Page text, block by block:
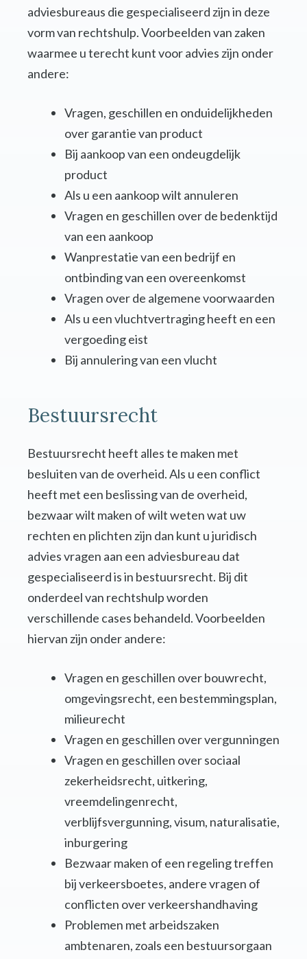
adviesbureaus die gespecialiseerd zijn in deze
vorm van rechtshulp. Voorbeelden van zaken
waarmee u terecht kunt voor advies zijn onder
andere:
Vragen, geschillen en onduidelijkheden
over garantie van product
Bij aankoop van een ondeugdelijk
product
Als u een aankoop wilt annuleren
Vragen en geschillen over de bedenktijd
van een aankoop
Wanprestatie van een bedrijf en
ontbinding van een overeenkomst
Vragen over de algemene voorwaarden
Als u een vluchtvertraging heeft en een
vergoeding eist
Bij annulering van een vlucht
Bestuursrecht
Bestuursrecht heeft alles te maken met
besluiten van de overheid. Als u een conflict
heeft met een beslissing van de overheid,
bezwaar wilt maken of wilt weten wat uw
rechten en plichten zijn dan kunt u juridisch
advies vragen aan een adviesbureau dat
gespecialiseerd is in bestuursrecht. Bij dit
onderdeel van rechtshulp worden
verschillende cases behandeld. Voorbeelden
hiervan zijn onder andere:
Vragen en geschillen over bouwrecht,
omgevingsrecht, een bestemmingsplan,
milieurecht
Vragen en geschillen over vergunningen
Vragen en geschillen over sociaal
zekerheidsrecht, uitkering,
vreemdelingenrecht,
verblijfsvergunning, visum, naturalisatie,
inburgering
Bezwaar maken of een regeling treffen
bij verkeersboetes, andere vragen of
conflicten over verkeershandhaving
Problemen met arbeidszaken
ambtenaren, zoals een bestuursorgaan